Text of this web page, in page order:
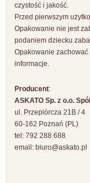
czystość i jakość.
Przed pierwszym
Opakowanie nie jest
podaniem dziecku
Opakowanie
informacje.
Producent:
ASKATO Sp. z o.o.
ul. Przepiórcza 21B / 4
60-162 Poznań (PL)
tel: 792 288 688
email: biuro@askato.pl